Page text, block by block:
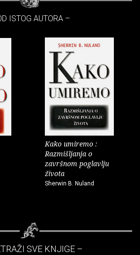
ISTOG AUTORA –
Kako umiremo :
Razmišljanja o
završnom poglavlju
života
Sherwin B. Nuland
SVE KNJIGE –